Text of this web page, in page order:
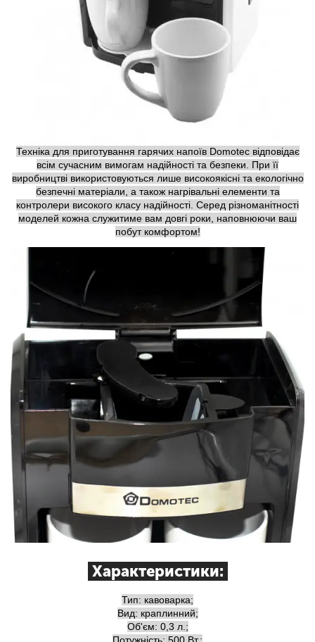
Техніка для приготування гарячих напоїв Domotec відповідає
всім сучасним вимогам надійності та безпеки. При її
виробництві використовуються лише високоякісні та екологічно
безпечні матеріали, а також нагрівальні елементи та
контролери високого класу надійності. Серед різноманітності
моделей кожна служитиме вам довгі роки, наповнюючи ваш
побут комфортом!
Характеристики:
Тип: кавоварка;
Вид: краплинний;
Об'єм: 0,3 л.;